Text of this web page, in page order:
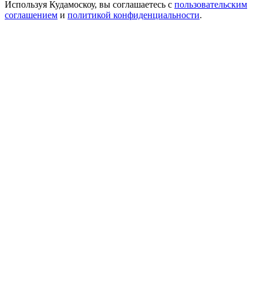
Используя Кудамоскоу, вы соглашаетесь с пользовательским
соглашением и политикой конфиденциальности.